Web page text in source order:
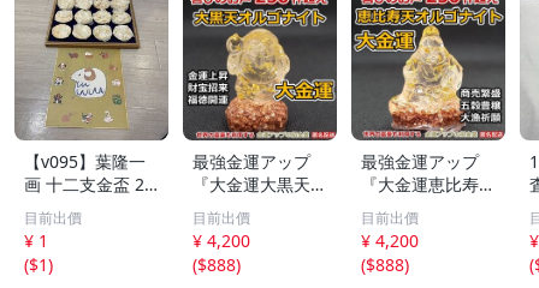
【v095】葉隆一
画 十二支金盃 24
K GP 金メッキ 12
点セット 干支 色
紙付き 縁起物 酒
器 共箱付 伝統工
目前出價
¥ 1
($1)
最強金運アップ
『大金運大黒天
（だいこくてん）
オルゴナイト高4.
5cm』財宝、福徳
開運の神様【金運
目前出價
¥ 4,200
($888)
最強金運アップ
『大金運恵比寿天
（えびすてん）オ
ルゴナイト高4.5c
m』【金運アップ
の招金堂】金運ア
目前出價
¥ 4,200
($888)
(